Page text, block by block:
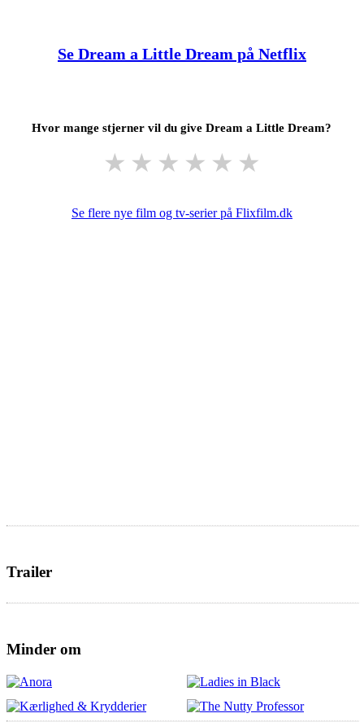
Se Dream a Little Dream på Netflix
Hvor mange stjerner vil du give Dream a Little Dream?
★ ★ ★ ★ ★ ★
Se flere nye film og tv-serier på Flixfilm.dk
Trailer
Minder om